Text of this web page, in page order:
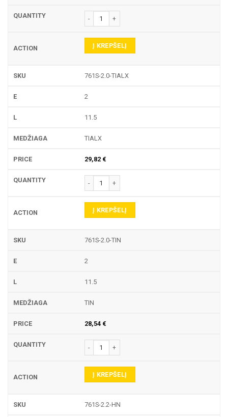
produkto kiekis: 761S TEKINIMO PLOKŠTELĖ
Į KREPŠELĮ
761S-2.0-TIALX
2
11.5
TIALX
29,82 €
produkto kiekis: 761S TEKINIMO PLOKŠTELĖ
Į KREPŠELĮ
761S-2.0-TIN
2
11.5
TIN
28,54 €
produkto kiekis: 761S TEKINIMO PLOKŠTELĖ
Į KREPŠELĮ
761S-2.2-HN